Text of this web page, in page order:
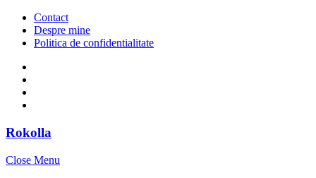
Contact
Despre mine
Politica de confidentialitate
Rokolla
Close Menu